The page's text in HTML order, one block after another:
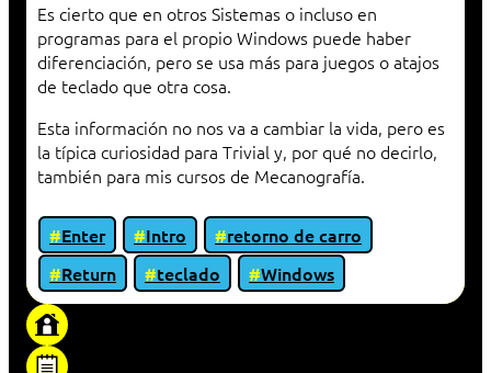
Es cierto que en otros Sistemas o incluso en
programas para el propio Windows puede haber
diferenciación, pero se usa más para juegos o atajos
de teclado que otra cosa.
Esta información no nos va a cambiar la vida, pero es
la típica curiosidad para Trivial y, por qué no decirlo,
también para mis cursos de Mecanografía.
Enter Intro
retorno de carro
Return
teclado
Windows